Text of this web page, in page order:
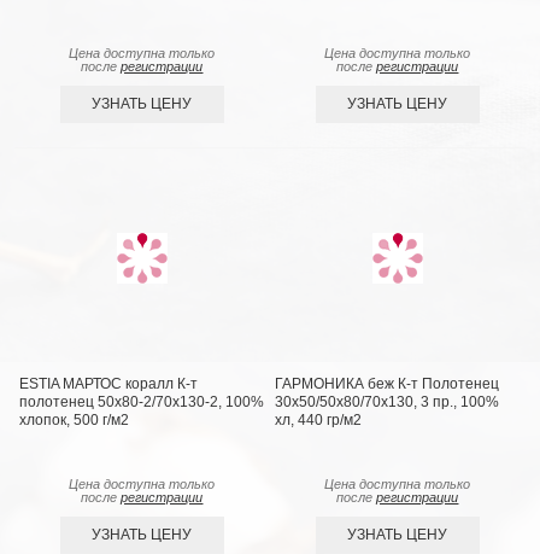
Цена доступна только
послерегистрации
УЗНАТЬ ЦЕНУ
Цена доступна только
послерегистрации
УЗНАТЬ ЦЕНУ
ESTIA МАРТОС коралл К-т
полотенец 50х80-2/70х130-2, 100%
хлопок, 500 г/м2
Цена доступна только
послерегистрации
УЗНАТЬ ЦЕНУ
ГАРМОНИКА беж К-т Полотенец
30х50/50х80/70х130, 3 пр., 100%
хл, 440 гр/м2
Цена доступна только
послерегистрации
УЗНАТЬ ЦЕНУ